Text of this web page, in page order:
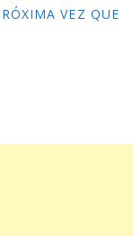
VEZ QUE